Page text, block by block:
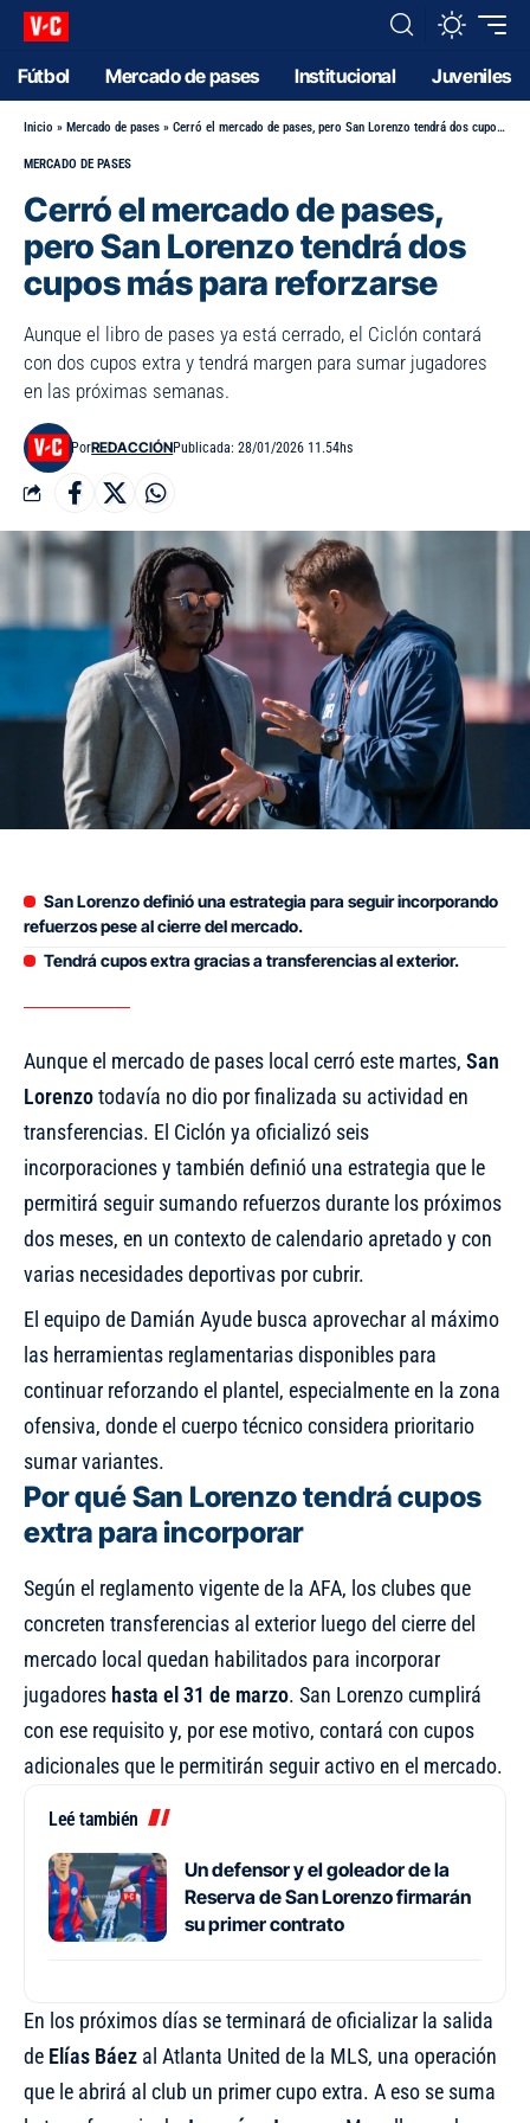
Fútbol Mercado de pases Institucional Juveniles
Inicio » Mercado de pases » Cerró el mercado de pases, pero San Lorenzo tendrá dos cupos más para reforzarse
MERCADO DE PASES
Cerró el mercado de pases,
pero San Lorenzo tendrá dos
cupos más para reforzarse
Aunque el libro de pases ya está cerrado, el Ciclón contará
con dos cupos extra y tendrá margen para sumar jugadores
en las próximas semanas.
PorREDACCIÓNPublicada: 28/01/2026 11.54hs
San Lorenzo definió una estrategia para seguir incorporando
refuerzos pese al cierre del mercado.
Tendrá cupos extra gracias a transferencias al exterior.
Aunque el mercado de pases local cerró este martes, San
Lorenzotodavía no dio por finalizada su actividad en
transferencias. El Ciclón ya oficializó seis
incorporacionesy también definió una estrategia que le
permitirá seguir sumando refuerzos durante los próximos
dos meses, en un contexto de calendario apretado y con
varias necesidades deportivas por cubrir.
El equipo de Damián Ayude busca aprovechar al máximo
las herramientas reglamentarias disponibles para
continuar reforzando el plantel, especialmente en la zona
ofensiva, donde el cuerpo técnico considera prioritario
sumar variantes.
Por qué San Lorenzo tendrá cupos
extra para incorporar
Según el reglamento vigente de la AFA, los clubes que
concreten transferencias al exterior luego del cierre del
mercado local quedan habilitados para incorporar
jugadores hasta el 31 de marzo. San Lorenzo cumplirá
con ese requisito y, por ese motivo, contará con cupos
adicionales que le permitirán seguir activo en el mercado.
Leé también
Un defensor y el goleador de la
Reserva de San Lorenzo firmarán
su primer contrato
En los próximos días se terminará de oficializar la salida
de Elías Báez al Atlanta United de la MLS, una operación
que le abrirá al club un primer cupo extra. A eso se suma